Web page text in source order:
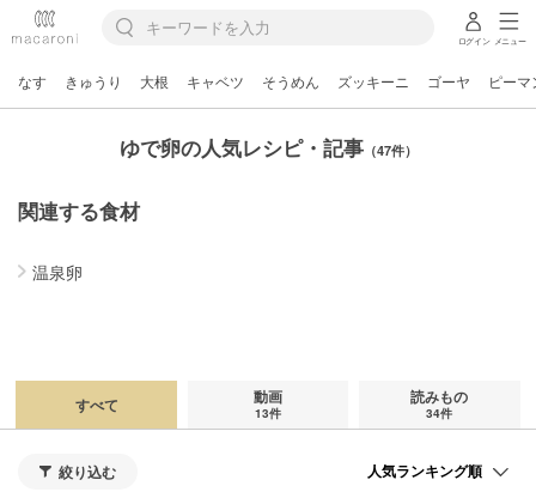
ログイン メニュー
なす きゅうり 大根 キャベツ そうめん ズッキーニ ゴーヤ ピーマ
ゆで卵の人気レシピ・記事（47件）
関連する食材
温泉卵
すべて 動画
13件
読みもの
34件
絞り込む